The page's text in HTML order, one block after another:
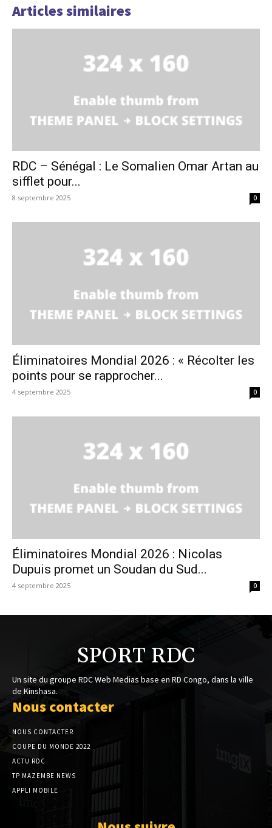
Articles similaires
RDC – Sénégal : Le Somalien Omar Artan au
sifflet pour...
8 septembre 2025 0
Éliminatoires Mondial 2026 : « Récolter les
points pour se rapprocher...
4 septembre 2025 0
Éliminatoires Mondial 2026 : Nicolas
Dupuis promet un Soudan du Sud...
4 septembre 2025 0
SPORT RDC
Un site du groupe RDC Web Medias base en RD Congo, dans la ville
de Kinshasa.
Nous contacter
NOUS CONTACTER
COUPE DU MONDE 2022
ACTU RDC
TP MAZEMBE NEWS
APPLI MOBILE